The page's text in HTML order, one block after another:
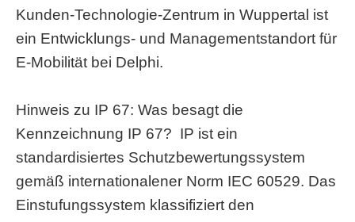
Kunden-Technologie-Zentrum in Wuppertal ist
ein Entwicklungs- und Managementstandort für
E-Mobilität bei Delphi.
Hinweis zu IP 67: Was besagt die
Kennzeichnung IP 67? IP ist ein
standardisiertes Schutzbewertungssystem
gemäß internationalener Norm IEC 60529. Das
Einstufungssystem klassifiziert den